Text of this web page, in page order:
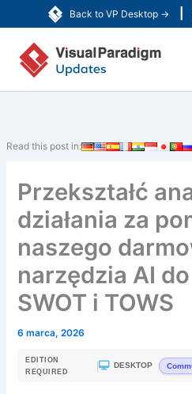
Back to VP Desktop →
do
treści
Read this post in:
Przekształć
działania za
naszego
narzędzia AI
SWOT i TOWS
6 marca, 2026
EDITION
REQUIRED
| DESKTOP